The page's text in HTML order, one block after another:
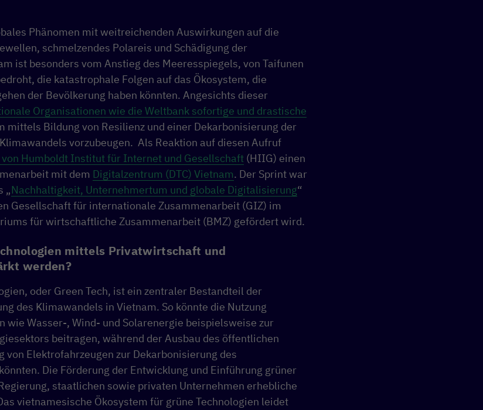
Phänomen mit weitreichenden Auswirkungen auf die
schmelzendes Polareis und Schädigung der
ist besonders vom Anstieg des Meeresspiegels, von Taifunen
die katastrophale Folgen auf das Ökosystem, die
der Bevölkerung haben könnten. Angesichts dieser
Organisationen wie die Weltbank sofortige und drastische
mittels Bildung von Resilienz und einer Dekarbonisierung der
vorzubeugen. Als Reaktion auf diesen Aufruf
Humboldt Institut für Internet und Gesellschaft (HIIG) einen
mit dem Digitalzentrum (DTC) Vietnam. Der Sprint war
„Nachhaltigkeit, Unternehmertum und globale Digitalisierung“
Gesellschaft für internationale Zusammenarbeit (GIZ) im
für wirtschaftliche Zusammenarbeit (BMZ) gefördert wird.
mittels Privatwirtschaft und
werden?
oder Green Tech, ist ein zentraler Bestandteil der
des Klimawandels in Vietnam. So könnte die Nutzung
wie Wasser-, Wind- und Solarenergie beispielsweise zur
beitragen, während der Ausbau des öffentlichen
von Elektrofahrzeugen zur Dekarbonisierung des
Die Förderung der Entwicklung und Einführung grüner
staatlichen sowie privaten Unternehmen erhebliche
vietnamesische Ökosystem für grüne Technologien leidet